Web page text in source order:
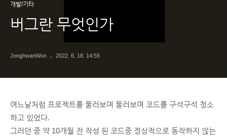
개발/기타
버그란 무엇인가
JonghwanWon 2022. 6. 18. 14:55
여느날처럼 프로젝트를 둘러보며 둘러보며 코드를 구석구석 청소
하고 있었다.
그러던 중 약 10개월 전 작성 된 코드중 정상적으로 동작하지 않는